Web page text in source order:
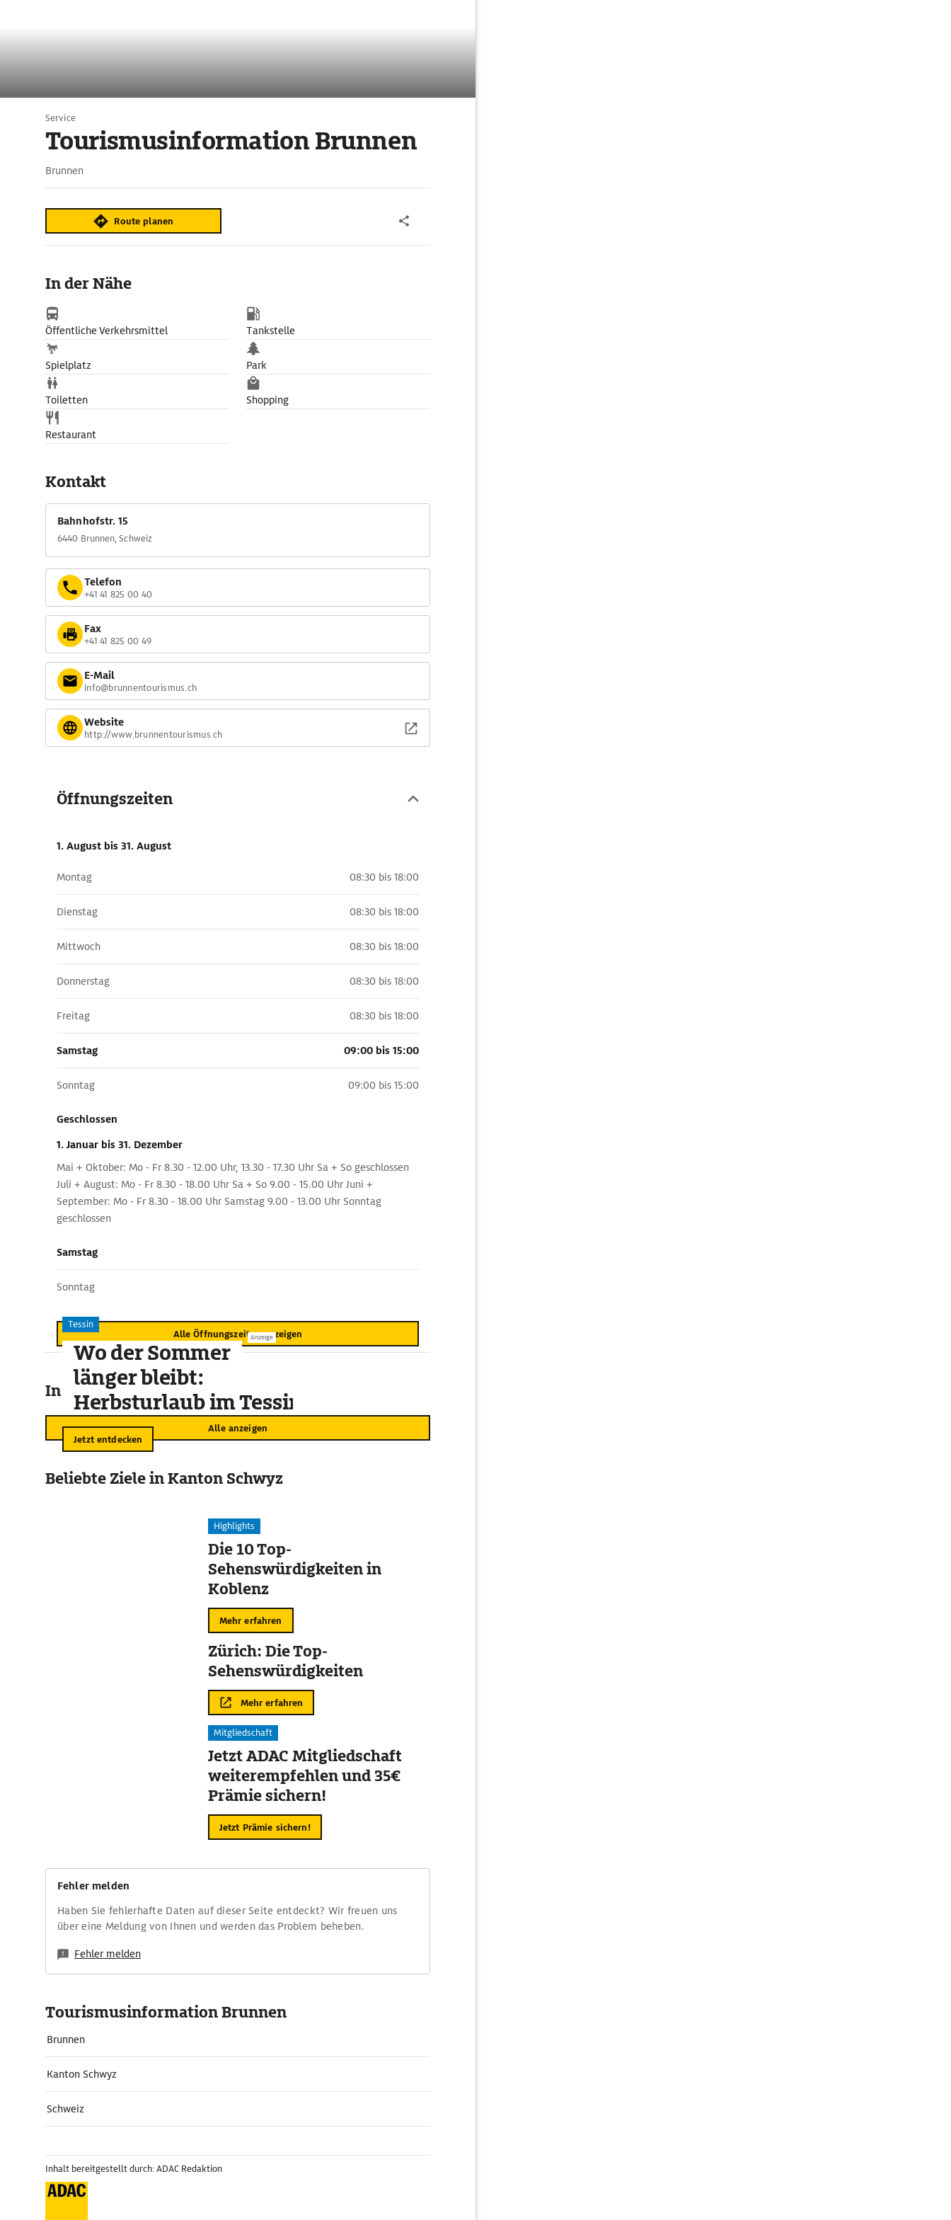
Service
Tourismusinformation Brunnen
Brunnen
Route planen
In der Nähe
Öffentliche Verkehrsmittel Tankstelle
Spielplatz Park
Toiletten Shopping
Restaurant
Kontakt
Bahnhofstr. 15
6440 Brunnen, Schweiz
Telefon
+41 41 825 00 40
Fax
+41 41 825 00 49
E-Mail
info@brunnentourismus.ch
Website
http://www.brunnentourismus.ch
Öffnungszeiten
1. August bis 31. August
Montag 08:30 bis 18:00
Dienstag 08:30 bis 18:00
Mittwoch 08:30 bis 18:00
Donnerstag 08:30 bis 18:00
Freitag 08:30 bis 18:00
Samstag 09:00 bis 15:00
Sonntag 09:00 bis 15:00
Geschlossen
1. Januar bis 31. Dezember
Mai + Oktober: Mo - Fr 8.30 - 12.00 Uhr, 13.30 - 17.30 Uhr Sa + So geschlossen
Juli + August: Mo - Fr 8.30 - 18.00 Uhr Sa + So 9.00 - 15.00 Uhr Juni +
September: Mo - Fr 8.30 - 18.00 Uhr Samstag 9.00 - 13.00 Uhr Sonntag
geschlossen
Samstag
Sonntag
Alle Öffnungszeiten anzeigen
In der Umgebung
Alle anzeigen
Anzeige
Tessin
Wo der Sommer
länger bleibt:
Herbsturlaub im Tessin
Jetzt entdecken
Beliebte Ziele in Kanton Schwyz
Highlights
Die 10 Top-
Sehenswürdigkeiten in
Koblenz
Mehr erfahren
Zürich: Die Top-
Sehenswürdigkeiten
Mehr erfahren
Mitgliedschaft
Jetzt ADAC Mitgliedschaft
weiterempfehlen und 35€
Prämie sichern!
Jetzt Prämie sichern!
Fehler melden
Haben Sie fehlerhafte Daten auf dieser Seite entdeckt? Wir freuen uns
über eine Meldung von Ihnen und werden das Problem beheben.
Fehler melden
Tourismusinformation Brunnen
Brunnen
Kanton Schwyz
Schweiz
Inhalt bereitgestellt durch: ADAC Redaktion